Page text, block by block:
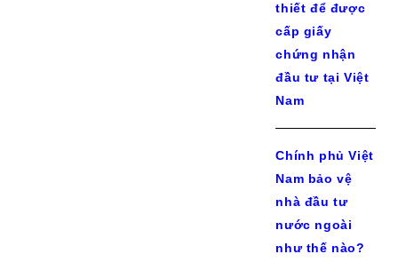
thiết để được
cấp giấy
chứng nhận
đầu tư tại Việt
Nam
Chính phủ Việt
Nam bảo vệ
nhà đầu tư
nước ngoài
như thế nào?